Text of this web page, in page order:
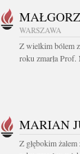
WARSZAWA
Z wielkim bólem
roku zmarła Prof.
MARIAN
Z głębokim